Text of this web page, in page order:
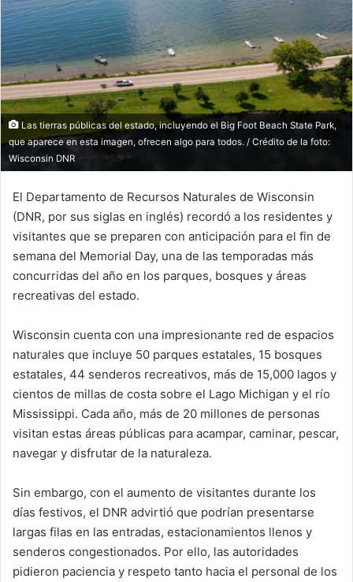
Las tierras públicas del estado, incluyendo el Big Foot Beach State Park,
que aparece en esta imagen, ofrecen algo para todos. / Crédito de la foto:
Wisconsin DNR
El Departamento de Recursos Naturales de Wisconsin
(DNR, por sus siglas en inglés) recordó a los residentes y
visitantes que se preparen con anticipación para el fin de
semana del Memorial Day, una de las temporadas más
concurridas del año en los parques, bosques y áreas
recreativas del estado.
Wisconsin cuenta con una impresionante red de espacios
naturales que incluye 50 parques estatales, 15 bosques
estatales, 44 senderos recreativos, más de 15,000 lagos y
cientos de millas de costa sobre el Lago Michigan y el río
Mississippi. Cada año, más de 20 millones de personas
visitan estas áreas públicas para acampar, caminar, pescar,
navegar y disfrutar de la naturaleza.
Sin embargo, con el aumento de visitantes durante los
días festivos, el DNR advirtió que podrían presentarse
largas filas en las entradas, estacionamientos llenos y
senderos congestionados. Por ello, las autoridades
pidieron paciencia y respeto tanto hacia el personal de los